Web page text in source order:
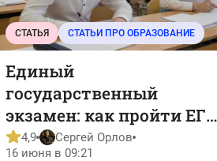
СТАТЬЯ СТАТЬИ ПРО ОБРАЗОВАНИЕ
Единый
государственный
экзамен: как пройти ЕГЭ
без лишней паники
4,9
Сергей Орлов
16 июня в 09:21